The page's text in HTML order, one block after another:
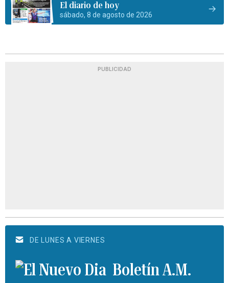
El diario de hoy
sábado, 8 de agosto de 2026
PUBLICIDAD
DE LUNES A VIERNES
Boletín A.M.